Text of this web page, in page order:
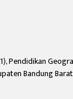
Pendidikan
Bandung